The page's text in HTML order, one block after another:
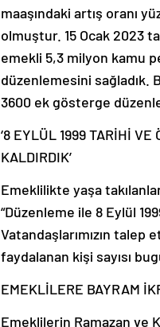
maaşındaki artış oranı
olmuştur. 15 Ocak 2023
emekli 5,3 milyon kamu
düzenlemesini sağladık.
3600 ek gösterge
‘8 EYLÜL 1999 TARİHİ
KALDIRDIK’
Emeklilikte yaşa
“Düzenleme ile 8 Eylül
Vatandaşlarımızın talep
faydalanan kişi sayısı
EMEKLİLERE BAYRAM
Emeklilerin Ramazan ve